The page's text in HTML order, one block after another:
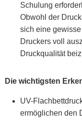
Schulung
Obwohl der
sich eine
Druckers voll
Druckqualität
Die wichtigsten
UV-
ermöglichen den